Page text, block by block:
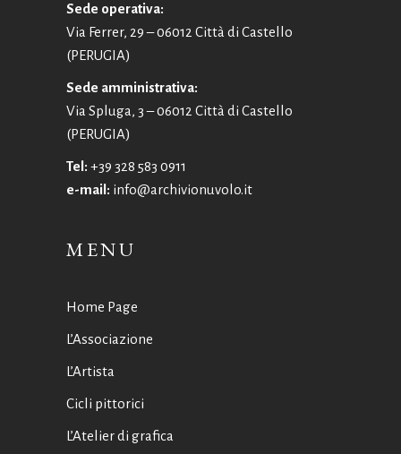
Sede operativa:
Via Ferrer, 29 – 06012 Città di Castello
(PERUGIA)
Sede amministrativa:
Via Spluga, 3 – 06012 Città di Castello
(PERUGIA)
Tel: +39 328 583 0911
e-mail: info@archivionuvolo.it
MENU
Home Page
L’Associazione
L’Artista
Cicli pittorici
L’Atelier di grafica